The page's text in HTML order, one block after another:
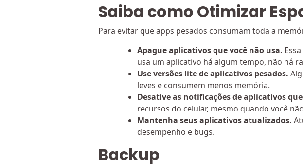
Saiba como Otimizar
Para evitar que apps pesados consumam toda a
Apague aplicativos que você não usa.
usa um aplicativo há algum tempo, não há
Use versões lite de aplicativos pesados.
leves e consumem menos memória.
Desative as notificações de aplicativos
recursos do celular, mesmo quando você
Mantenha seus aplicativos atualizados.
desempenho e bugs.
Backup